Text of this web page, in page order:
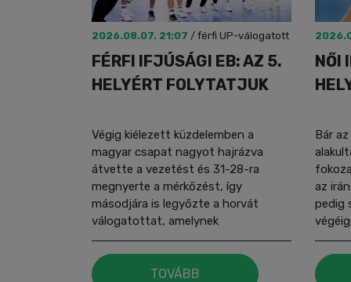
2026.08.07. 21:07 / férfi UP-válogatott
FÉRFI IFJÚSÁGI EB: AZ 5.
HELYÉRT FOLYTATJUK
Végig kiélezett küzdelemben a
magyar csapat nagyot hajrázva
átvette a vezetést és 31-28-ra
megnyerte a mérkőzést, így
másodjára is legyőzte a horvát
válogatottat, amelynek
köszönhetően csapatunk vasárnap
az 5. helyért játszik az U18-as
Európa-bajnokságon.
TOVÁBB
NŐI
Bár
az
pedig
7.